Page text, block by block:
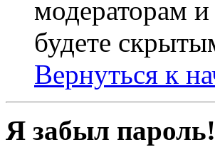
модераторам
будете
Вернуться к
Я забыл пароль!